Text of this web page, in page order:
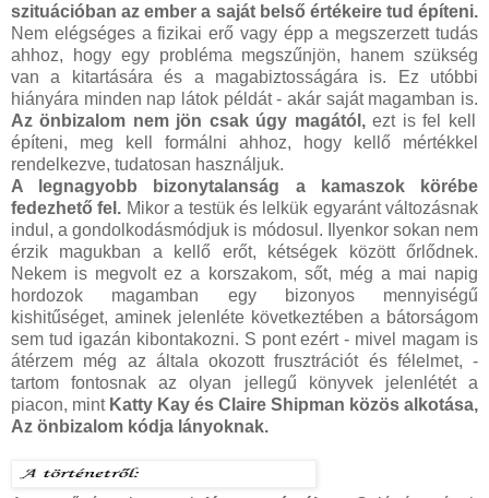
szituációban az ember a saját belső értékeire tud építeni.
Nem elégséges a fizikai erő vagy épp a megszerzett tudás
ahhoz, hogy egy probléma megszűnjön, hanem szükség
van a kitartására és a magabiztosságára is. Ez utóbbi
hiányára minden nap látok példát - akár saját magamban is.
Az önbizalom nem jön csak úgy magától,ezt is fel kell
építeni, meg kell formálni ahhoz, hogy kellő mértékkel
rendelkezve, tudatosan használjuk.
A legnagyobb bizonytalanság a kamaszok körébe
fedezhető fel. Mikor a testük és lelkük egyaránt változásnak
indul, a gondolkodásmódjuk is módosul. Ilyenkor sokan nem
érzik magukban a kellő erőt, kétségek között őrlődnek.
Nekem is megvolt ez a korszakom, sőt, még a mai napig
hordozok magamban egy bizonyos mennyiségű
kishitűséget, aminek jelenléte következtében a bátorságom
sem tud igazán kibontakozni. S pont ezért - mivel magam is
átérzem még az általa okozott frusztrációt és félelmet, -
tartom fontosnak az olyan jellegű könyvek jelenlétét a
piacon, mint Katty Kay és Claire Shipman közös alkotása,
Az önbizalom kódja lányoknak.